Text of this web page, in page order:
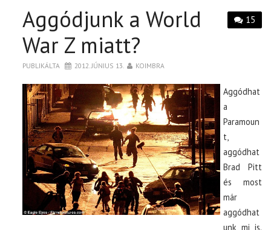
15
Aggódjunk a World
War Z miatt?
PUBLIKÁLTA 2012. JÚNIUS 13. KOIMBRA
Aggódhat
a
Paramoun
t,
aggódhat
Brad Pitt
és most
már
aggódhat
unk mi is.